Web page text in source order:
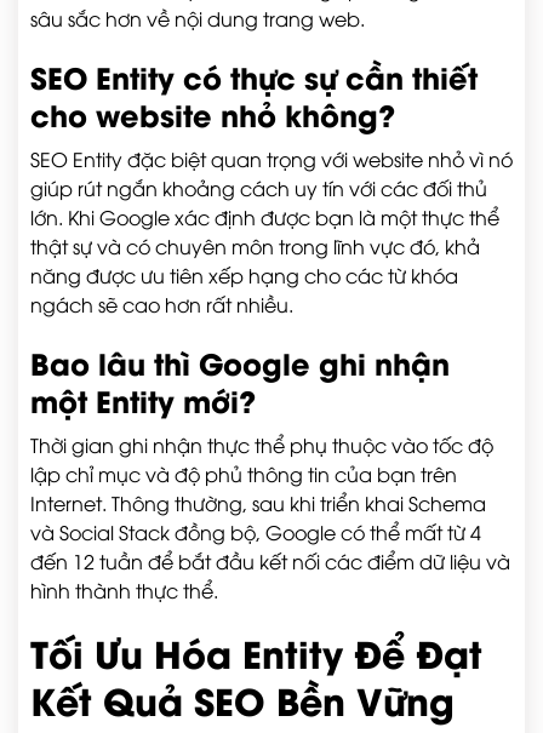
sâu sắc hơn về nội dung trang web.
SEO Entity có thực sự cần thiết
cho website nhỏ không?
SEO Entity đặc biệt quan trọng với website nhỏ vì nó
giúp rút ngắn khoảng cách uy tín với các đối thủ
lớn. Khi Google xác định được bạn là một thực thể
thật sự và có chuyên môn trong lĩnh vực đó, khả
năng được ưu tiên xếp hạng cho các từ khóa
ngách sẽ cao hơn rất nhiều.
Bao lâu thì Google ghi nhận
một Entity mới?
Thời gian ghi nhận thực thể phụ thuộc vào tốc độ
lập chỉ mục và độ phủ thông tin của bạn trên
Internet. Thông thường, sau khi triển khai Schema
và Social Stack đồng bộ, Google có thể mất từ 4
đến 12 tuần để bắt đầu kết nối các điểm dữ liệu và
hình thành thực thể.
Tối Ưu Hóa Entity Để Đạt
Kết Quả SEO Bền Vững